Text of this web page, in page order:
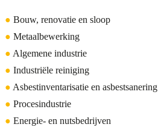
● Bouw, renovatie en sloop
● Metaalbewerking
● Algemene industrie
● Industriële reiniging
● Asbestinventarisatie en asbestsanering
● Procesindustrie
● Energie- en nutsbedrijven